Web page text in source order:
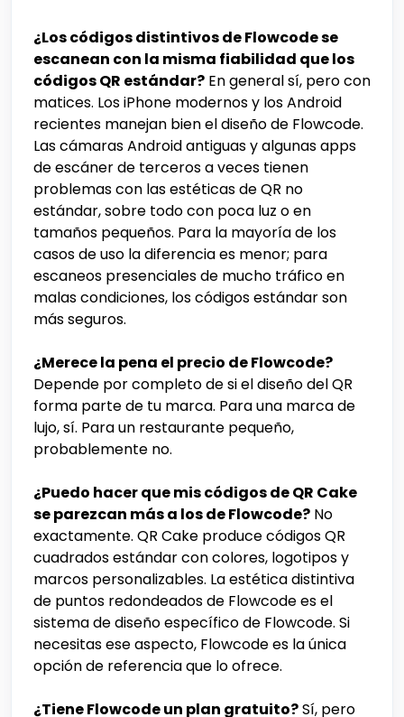
¿Los códigos distintivos de Flowcode se
escanean con la misma fiabilidad que los
códigos QR estándar? En general sí, pero con
matices. Los iPhone modernos y los Android
recientes manejan bien el diseño de Flowcode.
Las cámaras Android antiguas y algunas apps
de escáner de terceros a veces tienen
problemas con las estéticas de QR no
estándar, sobre todo con poca luz o en
tamaños pequeños. Para la mayoría de los
casos de uso la diferencia es menor; para
escaneos presenciales de mucho tráfico en
malas condiciones, los códigos estándar son
más seguros.
¿Merece la pena el precio de Flowcode?
Depende por completo de si el diseño del QR
forma parte de tu marca. Para una marca de
lujo, sí. Para un restaurante pequeño,
probablemente no.
¿Puedo hacer que mis códigos de QR Cake
se parezcan más a los de Flowcode? No
exactamente. QR Cake produce códigos QR
cuadrados estándar con colores, logotipos y
marcos personalizables. La estética distintiva
de puntos redondeados de Flowcode es el
sistema de diseño específico de Flowcode. Si
necesitas ese aspecto, Flowcode es la única
opción de referencia que lo ofrece.
¿Tiene Flowcode un plan gratuito?Sí, pero